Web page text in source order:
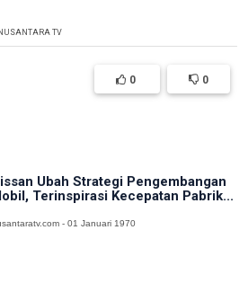
NUSANTARA TV
0 0
Ubah Strategi Pengembangan
Terinspirasi Kecepatan Pabrik...
- 01 Januari 1970